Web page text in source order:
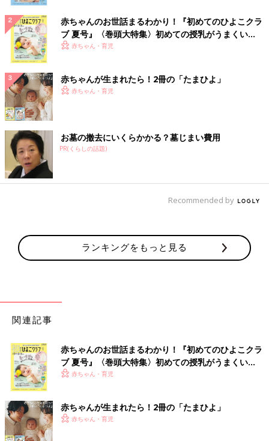
出典：Instagramアカウント「pipimaru__kosodate」
めなんだそう。これなら壁にかけるだけで場所をとることもな
く、高いところに飾れば子どもにいたずらされることもない！と
ね。
装飾が細やかで美しく、優しい色合いの兜
赤ちゃんのお世話まるわかり！『初めてのひよこクラ
ブ 夏号』〈巻頭大特集〉初めての授乳がうまくい
く！ おっぱい・ミルクの基本と夏のトラブル 解決テ
赤ちゃん・育児
赤ちゃんが生まれたら！2冊の「たまひよ」
赤ちゃん・育児
お墓の撤去にいくらかかる？墓じまい費用
PR(くらしの話題)
Recommended by
ランキングをもっと見る
関連記事
赤ちゃんのお世話まるわかり！『初めてのひよこクラ
ブ 夏号』〈巻頭大特集〉初めての授乳がうまくい
く！ おっぱい・ミルクの基本と夏のトラブル 解決テ
赤ちゃん・育児
赤ちゃんが生まれたら！2冊の「たまひよ」
赤ちゃん・育児